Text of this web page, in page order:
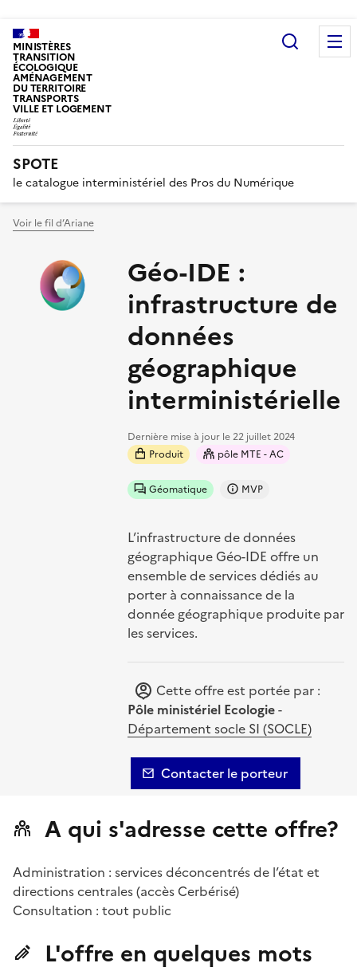
MINISTÈRES
TRANSITION
ÉCOLOGIQUE
AMÉNAGEMENT
DU TERRITOIRE
TRANSPORTS
VILLE ET LOGEMENT
SPOTE
le catalogue interministériel des Pros du Numérique
Voir le fil d’Ariane
Géo-IDE :
infrastructure de
données
géographique
interministérielle
Dernière mise à jour le22 juillet 2024
Produit
pôle MTE - AC
Géomatique MVP
L’infrastructure de données
géographique Géo-IDE offre un
ensemble de services dédiés au
porter à connaissance de la
donnée géographique produite par
les services.
Cette offre est portée par :
Pôle ministériel Ecologie-
Département socle SI (SOCLE)
Contacter le porteur
A qui s'adresse cette offre?
Administration : services déconcentrés de l’état et
directions centrales (accès Cerbérisé)
Consultation : tout public
L'offre en quelques mots